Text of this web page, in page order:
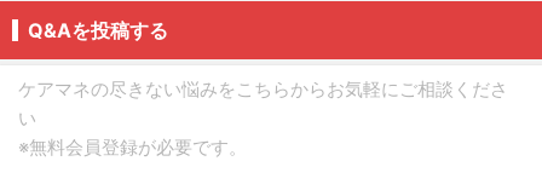
Q&Aを投稿する